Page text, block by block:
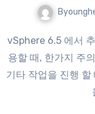
vSphere 6.5 에서 추가된 기능중 하나인 VCSA HA 기능을 사
용할 때, 한가지 주
기타 작업을 진행